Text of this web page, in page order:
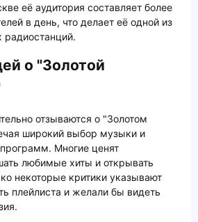
её аудитория составляет более
в день, что делает её одной из
о "Золотой
отзываются о "Золотом
широкий выбор музыки и
Многие ценят
любимые хиты и открывать
некоторые критики указывают
плейлиста и желали бы видеть